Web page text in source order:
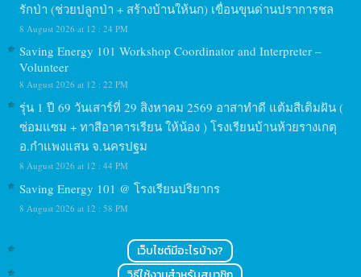
รักป่า (ช่วยปลูกป่า + สร้างบ้านให้นก) เขื่อนขุนด่านปราการชล
8 August 2026 at 12 : 24 PM
Saving Energy 101 Workshop Coordinator and Interpreter –
Volunteer
8 August 2026 at 12 : 22 PM
รุ่น 1 ปี 69 วันเสาร์ที่ 29 สิงหาคม 2569 อาสาทำดี แต้มสีเติมฝัน (
ซ่อมแซม + ทาสีอาคารเรียน ให้น้อง ) โรงเรียนบ้านห้วยรางเกตุ
อ.กำแพงแสน จ.นครปฐม
8 August 2026 at 12 : 44 PM
Saving Energy 101 @ โรงเรียนปริยากร
8 August 2026 at 12 : 58 PM
เว็บไซต์มีอะไรบ้าง?